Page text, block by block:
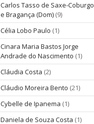
Carlos Tasso de Saxe-Coburgo
e Bragança (Dom) (9)
Célia Lobo Paulo (1)
Cinara Maria Bastos Jorge
Andrade do Nascimento (1)
Cláudia Costa (2)
Cláudio Moreira Bento (21)
Cybelle de Ipanema (1)
Daniela de Souza Costa (1)